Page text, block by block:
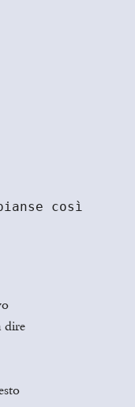
dire